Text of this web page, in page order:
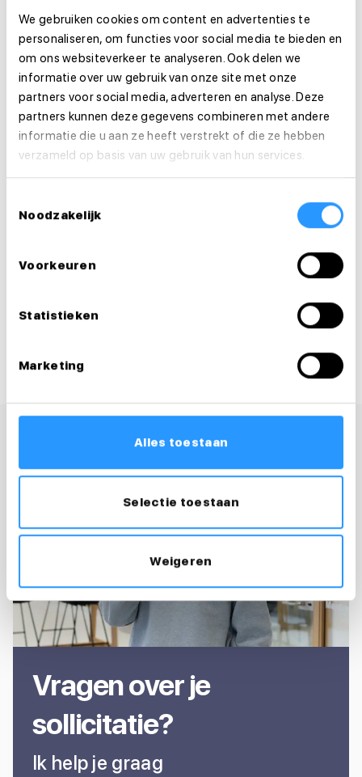
We gebruiken cookies om content en advertenties te
personaliseren, om functies voor social media te bieden en
om ons websiteverkeer te analyseren. Ook delen we
informatie over uw gebruik van onze site met onze
partners voor social media, adverteren en analyse. Deze
partners kunnen deze gegevens combineren met andere
informatie die u aan ze heeft verstrekt of die ze hebben
verzameld op basis van uw gebruik van hun services.
Noodzakelijk
Voorkeuren
Statistieken
Marketing
Alles toestaan
Selectie toestaan
Weigeren
Organisatie
Functie-eisen
Sollicitatie
Is deze vacature je op het lijf geschreven?
Solliciteer binnen 1 minuut
Deel deze vacature:
Vragen over je
sollicitatie?
Ik help je graag